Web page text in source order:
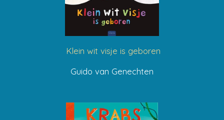
Klein wit visje is geboren
Guido van Genechten